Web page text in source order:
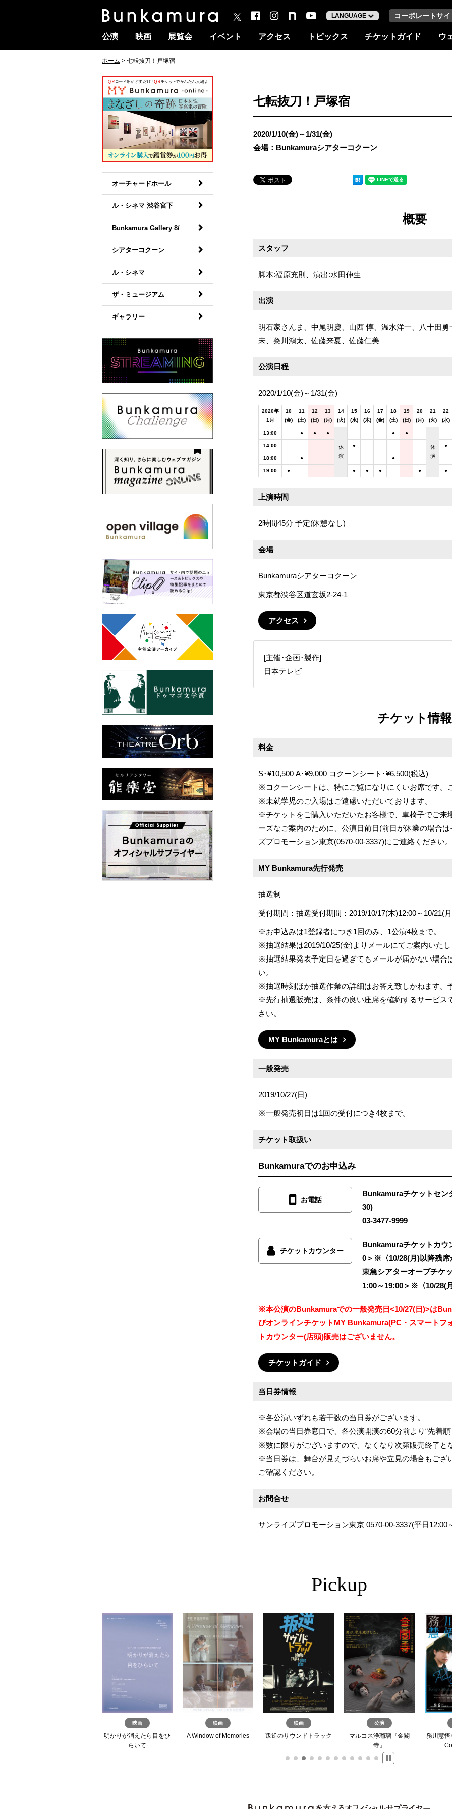
LANGUAGE コーポレートサイ
公演 映画 展覧会 イベント アクセス トピックス チケットガイド ウ
ホーム > 七転抜刀！戸塚宿
七転抜刀！戸塚宿
2020/1/10(金)～1/31(金)
会場：Bunkamuraシアターコクーン
概要
スタッフ
脚本:福原充則、演出:水田伸生
出演
明石家さんま、中尾明慶、山西 惇、温水洋一、八十田
未、粂川鴻太、佐藤来夏、佐藤仁美
公演日程
2020/1/10(金)～1/31(金)
2020年
1月
10
(金)
11
(土)
12
(日)
13
(月)
14
(火)
15
(水)
16
(木)
17
(金)
18
(土)
19
(日)
20
(月)
21
(火)
22
(水)
13:00 ● ● ●
休
演
● ●
休
演
14:00 ● ●
18:00 ● ●
19:00 ● ● ● ● ● ●
上演時間
2時間45分 予定(休憩なし)
会場
Bunkamuraシアターコクーン
東京都渋谷区道玄坂2-24-1
アクセス
[主催･企画･製作]
日本テレビ
チケット情報
料金
S･¥10,500 A･¥9,000 コクーンシート･¥6,500(税込)
※コクーンシートは、特にご覧になりにくいお席です。
※未就学児のご入場はご遠慮いただいております。
※チケットをご購入いただいたお客様で、車椅子でご来
ーズなご案内のために、公演日前日(前日が休業の場合
ズプロモーション東京(0570-00-3337)にご連絡ください。
MY Bunkamura先行発売
抽選制
受付期間：抽選受付期間：2019/10/17(木)12:00～10/21(
※お申込みは1登録者につき1回のみ、1公演4枚まで。
※抽選結果は2019/10/25(金)よりメールにてご案内いたし
※抽選結果発表予定日を過ぎてもメールが届かない場合
い。
※抽選時刻ほか抽選作業の詳細はお答え致しかねます。
※先行抽選販売は、条件の良い座席を確約するサービス
さい。
MY Bunkamuraとは
一般発売
2019/10/27(日)
※一般発売初日は1回の受付につき4枚まで。
チケット取扱い
Bunkamuraでのお申込み
お電話
Bunkamuraチケットセン
30)
03-3477-9999
チケットカウンター
Bunkamuraチケットカウ
0＞※〈10/28(月)以降残席
東急シアターオーブチケ
1:00～19:00＞※〈10/28(
※本公演のBunkamuraでの一般発売日<10/27(日)>は
びオンラインチケットMY Bunkamura(PC・スマートフ
トカウンター(店頭)販売はございません。
チケットガイド
当日券情報
※各公演いずれも若干数の当日券がございます。
※会場の当日券窓口で、各公演開演の60分前より“先着順
※数に限りがございますので、なくなり次第販売終了と
※当日券は、舞台が見えづらいお席や立見の場合もござ
ご確認ください。
お問合せ
サンライズプロモーション東京 0570-00-3337(平日12:00
Pickup
映画
明かりが消えたら目をひ
らいて
映画
A Window of Memories
映画
叛逆のサウンドトラック
公演
マルコス浄瑠璃『金閣
寺』
務川慧
オーチャードホール
ル・シネマ 渋谷宮下
Bunkamura Gallery 8/
シアターコクーン
ル・シネマ
ザ・ミュージアム
ギャラリー